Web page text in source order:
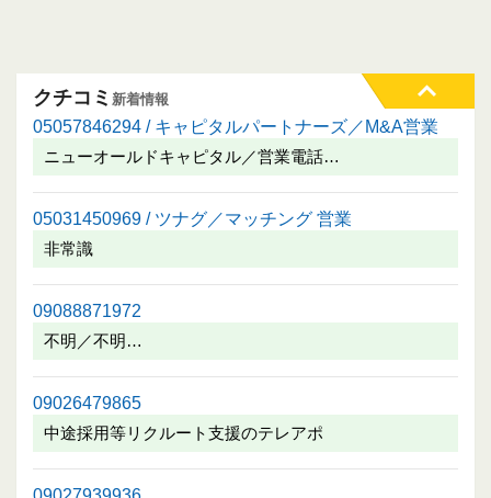
クチコミ 新着情報
05057846294 / キャピタルパートナーズ／M&A営業
ニューオールドキャピタル／営業電話…
05031450969 / ツナグ／マッチング 営業
非常識
09088871972
不明／不明…
09026479865
中途採用等リクルート支援のテレアポ